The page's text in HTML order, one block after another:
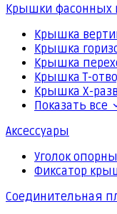
Крышки фасонных
Крышка
Крышка
Крышка
Крышка Т-
Крышка Х-
Показать все
Аксессуары
Уголок
Фиксатор
Соединительная